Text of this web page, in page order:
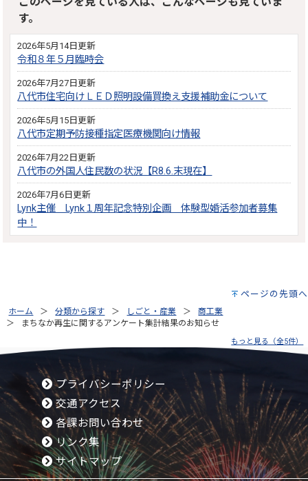
す。
2026年5月14日更新
令和８年５月臨時会
2026年7月27日更新
八代市住宅向けＬＥＤ照明設備買換え支援補助金について
2026年5月15日更新
八代市定期予防接種指定医療機関向け情報
2026年7月22日更新
八代市の外国人住民数の状況【R8.6.末現在】
2026年7月6日更新
Lynk主催 Lynk１周年記念特別企画 体験型婚活参加者募集
中！
ページの先頭へ
ホーム 分類から探す しごと・産業
商工業
まちなか再生に関するアンケート集計結果のお知らせ
もっと見る（全5件）
プライバシーポリシー
交通アクセス
各課お問い合わせ
リンク集
サイトマップ